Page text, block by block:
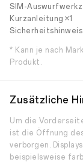
SIM-
Kurzanleitung ×1
* Kann je nach
Produkt.
Zusätzliche
Um die
ist die Öffnung
verborgen.
beispielsweise